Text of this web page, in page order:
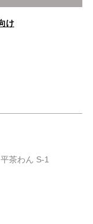
け
茶わん S-1